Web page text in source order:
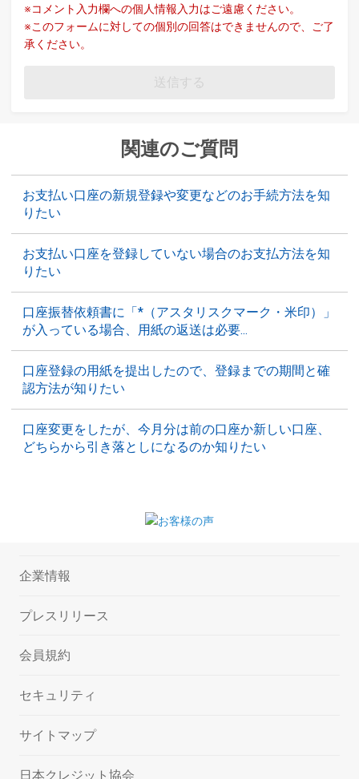
※コメント入力欄への個人情報入力はご遠慮ください。
※このフォームに対しての個別の回答はできませんので、ご了
承ください。
送信する
関連のご質問
お支払い口座の新規登録や変更などのお手続方法を知
りたい
お支払い口座を登録していない場合のお支払方法を知
りたい
口座振替依頼書に「*（アスタリスクマーク・米印）」
が入っている場合、用紙の返送は必要...
口座登録の用紙を提出したので、登録までの期間と確
認方法が知りたい
口座変更をしたが、今月分は前の口座か新しい口座、
どちらから引き落としになるのか知りたい
企業情報
プレスリリース
会員規約
セキュリティ
サイトマップ
日本クレジット協会